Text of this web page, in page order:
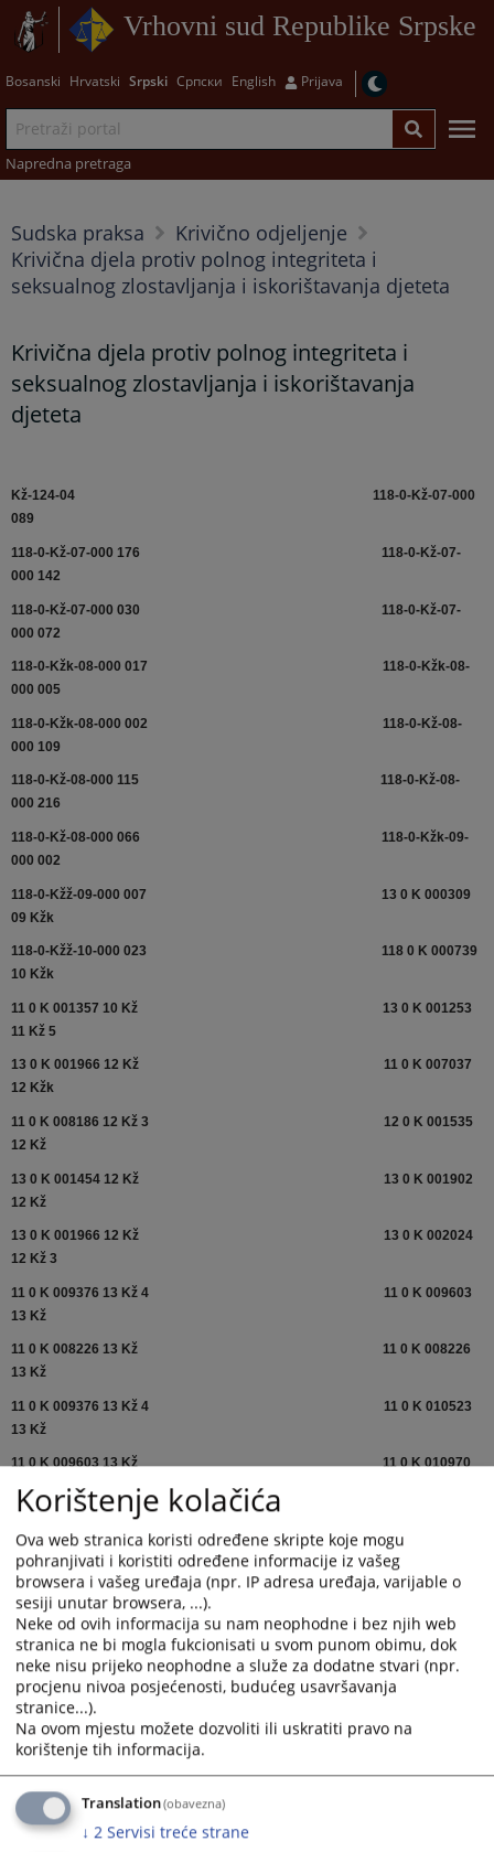
Vrhovni sud Republike Srpske
Bosanski Hrvatski Srpski Српски English Prijava
Napredna pretraga
Sudska praksa
Krivično odjeljenje
Krivična djela protiv polnog integriteta i
seksualnog zlostavljanja i iskorištavanja djeteta
Krivična djela protiv polnog integriteta i
seksualnog zlostavljanja i iskorištavanja
djeteta
Kž-124-04
118-0-Kž-07-000
089
118-0-Kž-07-000 176
118-0-Kž-07-
000 142
118-0-Kž-07-000 030
118-0-Kž-07-
000 072
118-0-Kžk-08-000 017
118-0-Kžk-08-
000 005
118-0-Kžk-08-000 002
118-0-Kž-08-
000 109
118-0-Kž-08-000 115
118-0-Kž-08-
000 216
118-0-Kž-08-000 066
118-0-Kžk-09-
000 002
118-0-Kžž-09-000 007
13 0 K 000309
09 Kžk
118-0-Kžž-10-000 023
118 0 K 000739
10 Kžk
11 0 K 001357 10 Kž
13 0 K 001253
11 Kž 5
13 0 K 001966 12 Kž
11 0 K 007037
12 Kžk
11 0 K 008186 12 Kž 3
12 0 K 001535
12 Kž
13 0 K 001454 12 Kž
13 0 K 001902
12 Kž
13 0 K 001966 12 Kž
13 0 K 002024
12 Kž 3
11 0 K 009376 13 Kž 4
11 0 K 009603
13 Kž
11 0 K 008226 13 Kž
11 0 K 008226
13 Kž
11 0 K 009376 13 Kž 4
11 0 K 010523
13 Kž
11 0 K 009603 13 Kž
11 0 K 010970
13 Kž
12 0 K 003358 13 Kž 3
13 Kž 4
11 0 K 012481 14 Kž 2
11 0 K 014865
14 Kž 3
12 0 K 004076 14 Kž
12 0 K 004804
14 Kž
13 0 K 001902 14 Kž 2
13 0 K 002083
14 Kž
80 0 K 044366 14 Kž
11 0 K 012482 15 Kž
15 Kž 2
Korištenje kolačića
Ova web stranica koristi određene skripte koje mogu
pohranjivati i koristiti određene informacije iz vašeg
browsera i vašeg uređaja (npr. IP adresa uređaja, varijable o
sesiji unutar browsera, ...).
Neke od ovih informacija su nam neophodne i bez njih web
stranica ne bi mogla fukcionisati u svom punom obimu, dok
neke nisu prijeko neophodne a služe za dodatne stvari (npr.
procjenu nivoa posjećenosti, budućeg usavršavanja
stranice...).
Na ovom mjestu možete dozvoliti ili uskratiti pravo na
korištenje tih informacija.
Translation(obavezna)
↓ 2 Servisi treće strane